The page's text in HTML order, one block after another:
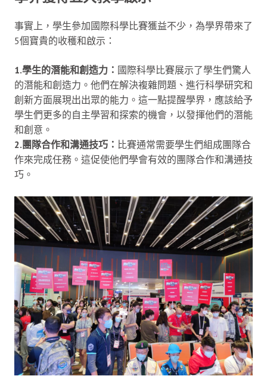
事實上，學生參加國際科學比賽獲益不少，為學界帶來了
5個寶貴的收穫和啟示：
1.學生的潛能和創造力： 國際科學比賽展示了學生們驚人
的潛能和創造力。他們在解決複雜問題、進行科學研究和
創新方面展現出出眾的能力。這一點提醒學界，應該給予
學生們更多的自主學習和探索的機會，以發揮他們的潛能
和創意。
2.團隊合作和溝通技巧： 比賽通常需要學生們組成團隊合
作來完成任務。這促使他們學會有效的團隊合作和溝通技
巧。